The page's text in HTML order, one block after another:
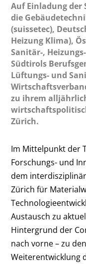
Auf Einladung der
die
(suissetec),
Heizung Klima),
Sanitär-,
Südtirols
Lüftungs- und
zu ihrem
Zürich.
Im Mittelpunkt der
Forschungs- und
dem
Zürich für
Austausch zu
Hintergrund der
nach vorne – zu
Weiterentwicklung